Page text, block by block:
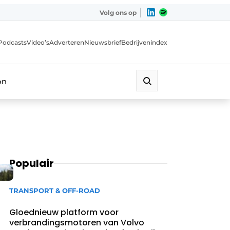
Volg ons op
Video’sAdverterenNieuwsbriefBedrijvenindex
Populair
TRANSPORT & OFF-ROAD
Gloednieuw platform voor
verbrandingsmotoren van Volvo